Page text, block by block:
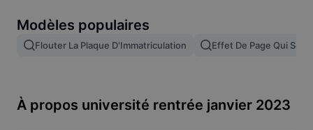
Fusion d'images
Redimensionner une image
Modèles populaires
Flouter La Plaque D'Immatriculation Effet De Page Qui Se
À propos université rentrée janvier 2023